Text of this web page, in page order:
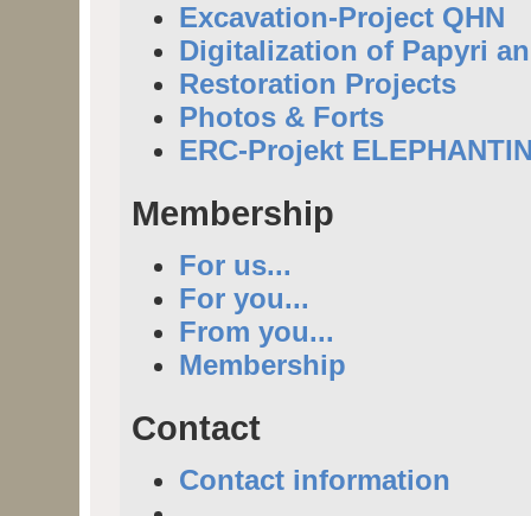
Excavation-Project QHN
Digitalization of Papyri
Restoration Projects
Photos & Forts
ERC-Projekt
Membership
For us...
For you...
From you...
Membership
Contact
Contact information